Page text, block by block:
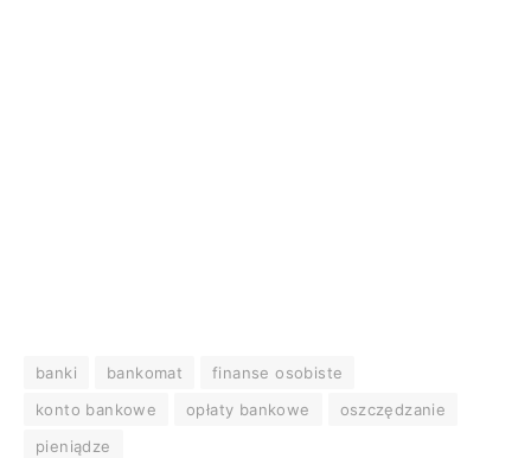
banki bankomat
finanse osobiste
konto bankowe
opłaty bankowe
oszczędzanie
pieniądze